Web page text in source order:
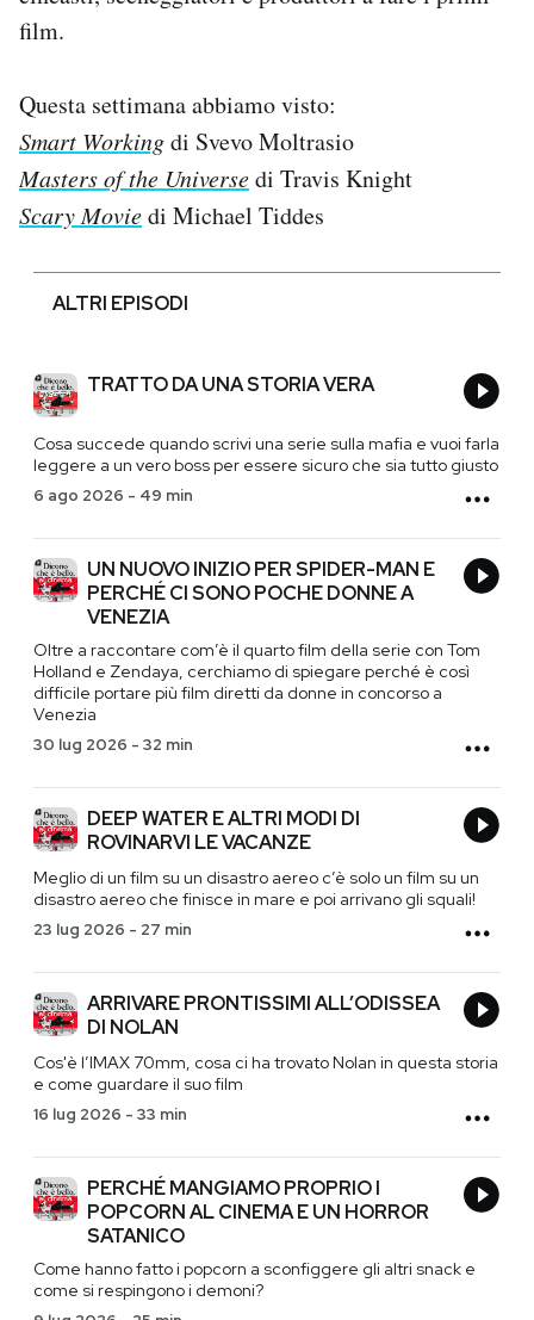
film.
Questa settimana abbiamo visto:
Smart Workingdi Svevo Moltrasio
Masters of the Universedi Travis Knight
Scary Moviedi Michael Tiddes
ALTRI EPISODI
TRATTO DA UNA STORIA VERA
Cosa succede quando scrivi una serie sulla mafia e vuoi farla
leggere a un vero boss per essere sicuro che sia tutto giusto
6 ago 2026 - 49 min
UN NUOVO INIZIO PER SPIDER-MAN E
PERCHÉ CI SONO POCHE DONNE A
VENEZIA
Oltre a raccontare com’è il quarto film della serie con Tom
Holland e Zendaya, cerchiamo di spiegare perché è così
difficile portare più film diretti da donne in concorso a
Venezia
30 lug 2026 - 32 min
DEEP WATER E ALTRI MODI DI
ROVINARVI LE VACANZE
Meglio di un film su un disastro aereo c’è solo un film su un
disastro aereo che finisce in mare e poi arrivano gli squali!
23 lug 2026 - 27 min
ARRIVARE PRONTISSIMI ALL’ODISSEA
DI NOLAN
Cos'è l’IMAX 70mm, cosa ci ha trovato Nolan in questa storia
e come guardare il suo film
16 lug 2026 - 33 min
PERCHÉ MANGIAMO PROPRIO I
POPCORN AL CINEMA E UN HORROR
SATANICO
Come hanno fatto i popcorn a sconfiggere gli altri snack e
come si respingono i demoni?